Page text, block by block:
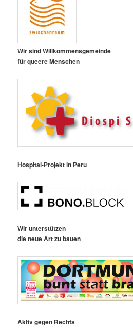
Wir sind Willkommensgemeinde
für queere Menschen
Hospital-Projekt in Peru
Wir unterstützen
die neue Art zu bauen
Aktiv gegen Rechts